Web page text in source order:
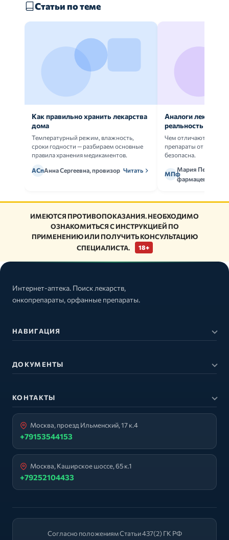
Статьи по теме
Как правильно хранить лекарства
дома
Температурный режим, влажность,
сроки годности — разбираем основные
правила хранения медикаментов.
АСпАнна Сергеевна, провизор Читать
Аналоги
реальность
Чем отличаются
препараты от
безопасна.
МПф
Мария Петрова,
фармацевт
ИМЕЮТСЯ ПРОТИВОПОКАЗАНИЯ. НЕОБХОДИМО
ОЗНАКОМИТЬСЯ С ИНСТРУКЦИЕЙ ПО
ПРИМЕНЕНИЮ ИЛИ ПОЛУЧИТЬ КОНСУЛЬТАЦИЮ
СПЕЦИАЛИСТА.
18+
Интернет-аптека. Поиск лекарств,
онкопрепараты, орфанные препараты.
НАВИГАЦИЯ
ДОКУМЕНТЫ
КОНТАКТЫ
Москва, проезд Ильменский, 17 к.4
+79153544153
Москва, Каширское шоссе, 65 к.1
+79252104433
Согласно положениям Статьи 437(2) ГК РФ